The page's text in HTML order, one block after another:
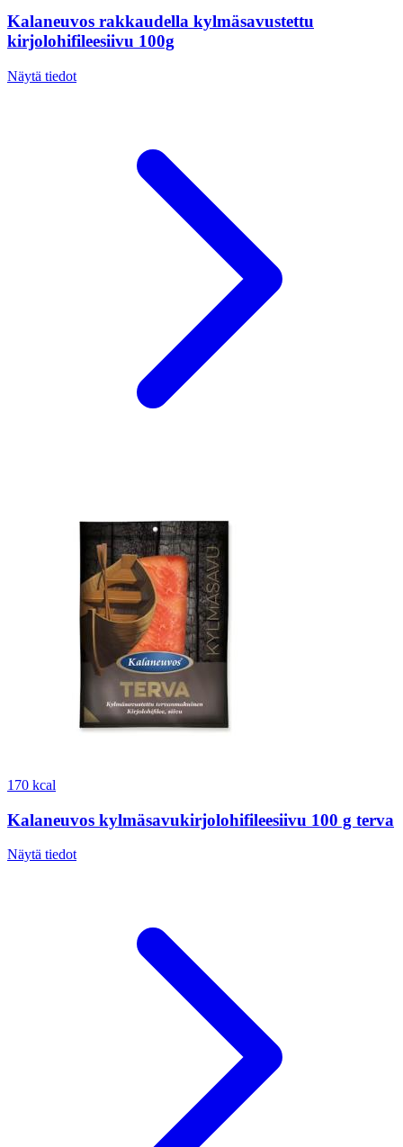
Kalaneuvos rakkaudella kylmäsavustettu
kirjolohifileesiivu 100g
Näytä tiedot
170 kcal
Kalaneuvos kylmäsavukirjolohifileesiivu 100 g terva
Näytä tiedot